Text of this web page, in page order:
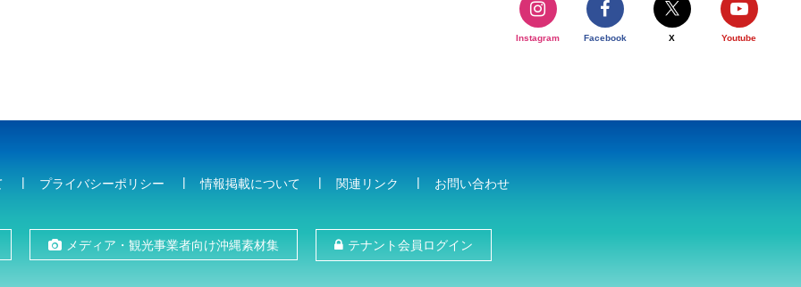
Instagram Facebook X Youtube
プライバシーポリシー 情報掲載について 関連リンク お問い合わせ
メディア・観光事業者向け沖縄素材集 テナント会員ログイン